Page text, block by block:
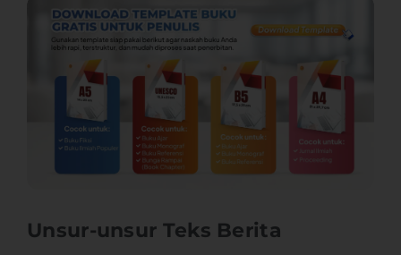
Unsur-unsur Teks Berita